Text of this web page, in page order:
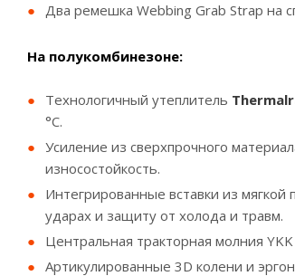
Два ремешка Webbing Grab Strap на
На полукомбинезоне:
Технологичный утеплитель
°С.
Усиление из сверхпрочного
износостойкость.
Интегрированные вставки из
ударах и защиту от холода и травм.
Центральная тракторная молния
Артикулированные 3D колени и